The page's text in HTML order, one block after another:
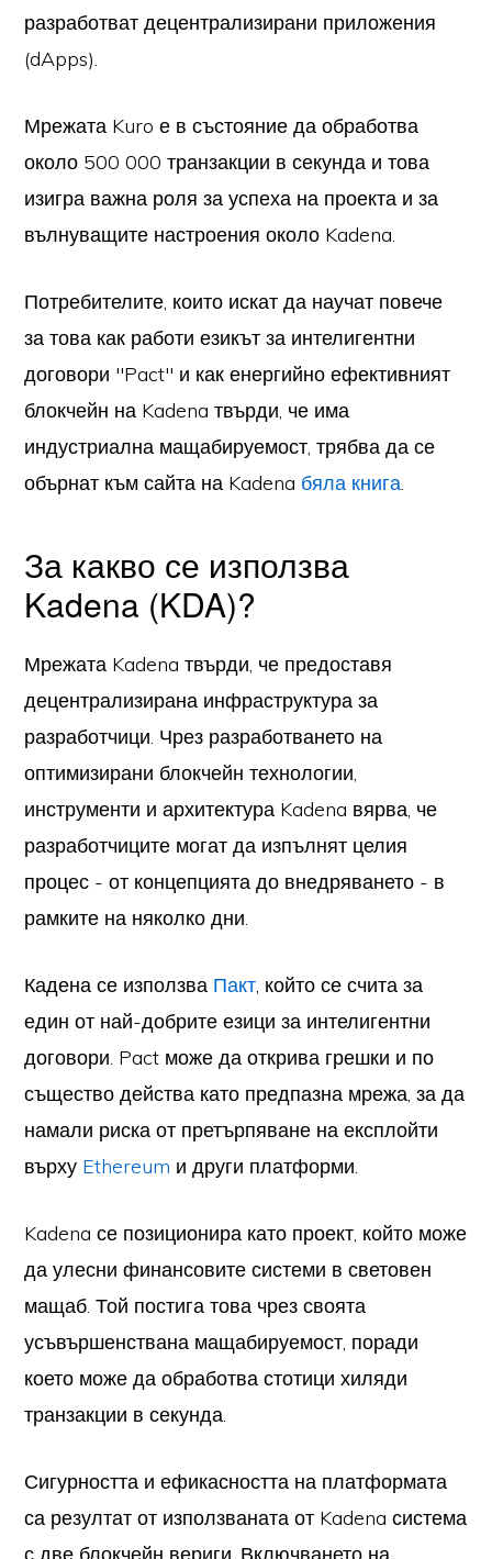
разработват децентрализирани приложения
(dApps).
Мрежата Kuro е в състояние да обработва
около 500 000 транзакции в секунда и това
изигра важна роля за успеха на проекта и за
вълнуващите настроения около Kadena.
Потребителите, които искат да научат повече
за това как работи езикът за интелигентни
договори "Pact" и как енергийно ефективният
блокчейн на Kadena твърди, че има
индустриална мащабируемост, трябва да се
обърнат към сайта на Kadena бяла книга.
За какво се използва
Kadena (KDA)?
Мрежата Kadena твърди, че предоставя
децентрализирана инфраструктура за
разработчици. Чрез разработването на
оптимизирани блокчейн технологии,
инструменти и архитектура Kadena вярва, че
разработчиците могат да изпълнят целия
процес - от концепцията до внедряването - в
рамките на няколко дни.
Кадена се използва Пакт, който се счита за
един от най-добрите езици за интелигентни
договори. Pact може да открива грешки и по
същество действа като предпазна мрежа, за да
намали риска от претърпяване на експлойти
върху Ethereum и други платформи.
Kadena се позиционира като проект, който може
да улесни финансовите системи в световен
мащаб. Той постига това чрез своята
усъвършенствана мащабируемост, поради
което може да обработва стотици хиляди
транзакции в секунда.
Сигурността и ефикасността на платформата
са резултат от използваната от Kadena система